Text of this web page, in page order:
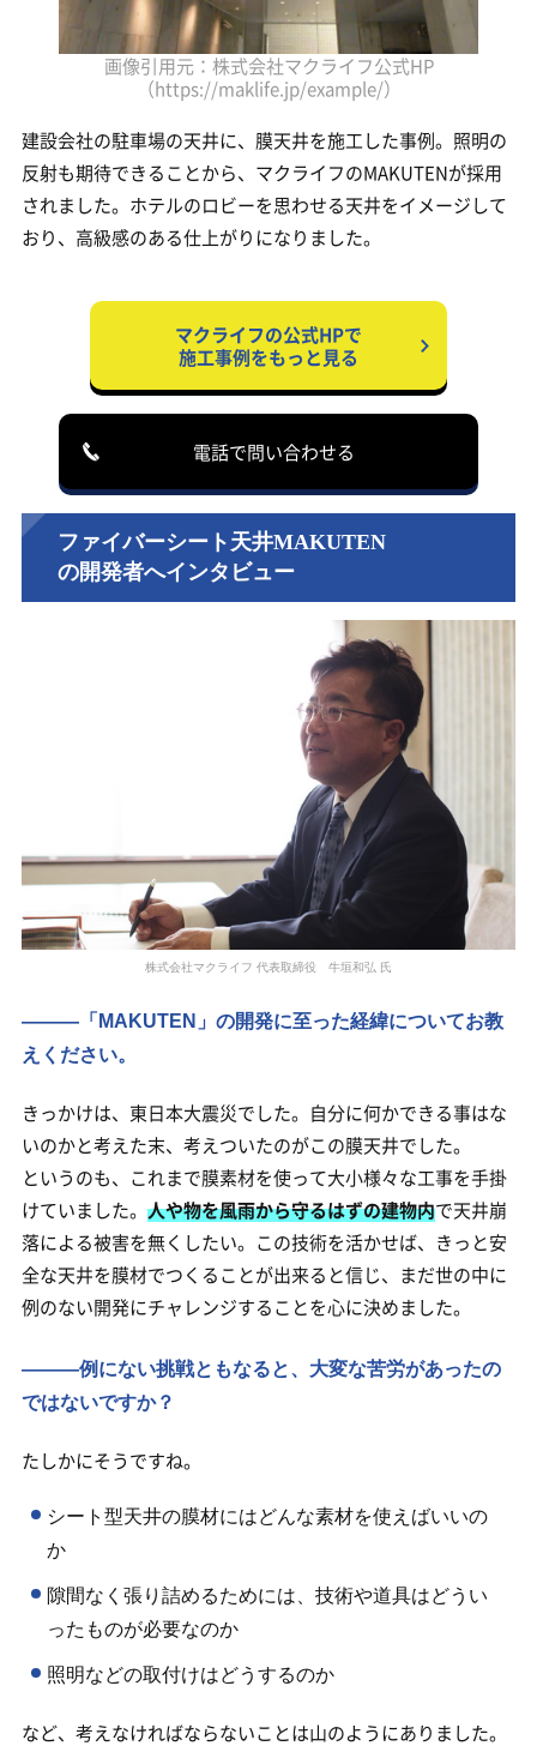
画像引用元：株式会社マクライフ公式HP
（https://maklife.jp/example/）
建設会社の駐車場の天井に、膜天井を施工した事例。照明の
反射も期待できることから、マクライフのMAKUTENが採用
されました。ホテルのロビーを思わせる天井をイメージして
おり、高級感のある仕上がりになりました。
マクライフの公式HPで
施工事例をもっと見る
電話で問い合わせる
ファイバーシート天井MAKUTEN
の開発者へインタビュー
株式会社マクライフ 代表取締役 牛垣和弘 氏
―――「MAKUTEN」の開発に至った経緯についてお教
えください。
きっかけは、東日本大震災でした。自分に何かできる事はな
いのかと考えた末、考えついたのがこの膜天井でした。
というのも、これまで膜素材を使って大小様々な工事を手掛
けていました。 人や物を風雨から守るはずの建物内で天井崩
落による被害を無くしたい。この技術を活かせば、きっと安
全な天井を膜材でつくることが出来ると信じ、まだ世の中に
例のない開発にチャレンジすることを心に決めました。
―――例にない挑戦ともなると、大変な苦労があったの
ではないですか？
たしかにそうですね。
シート型天井の膜材にはどんな素材を使えばいいの
か
隙間なく張り詰めるためには、技術や道具はどうい
ったものが必要なのか
照明などの取付けはどうするのか
など、考えなければならないことは山のようにありました。